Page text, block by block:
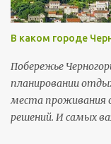
В каком городе
Побережье
планировании
места проживания
решений. И самых